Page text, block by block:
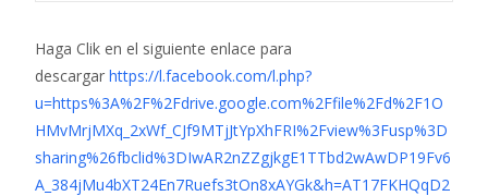
Haga Clik en el siguiente enlace para
descargar https://l.facebook.com/l.php?
u=https%3A%2F%2Fdrive.google.com%2Ffile%2Fd%2F1O
HMvMrjMXq_2xWf_CJf9MTjJtYpXhFRI%2Fview%3Fusp%3D
sharing%26fbclid%3DIwAR2nZZgjkgE1TTbd2wAwDP19Fv6
A_384jMu4bXT24En7Ruefs3tOn8xAYGk&h=AT17FKHQqD2